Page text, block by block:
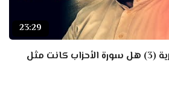
23:29
الرد على النهضة الفكرية (3) هل سورة الأحزاب كانت مثل